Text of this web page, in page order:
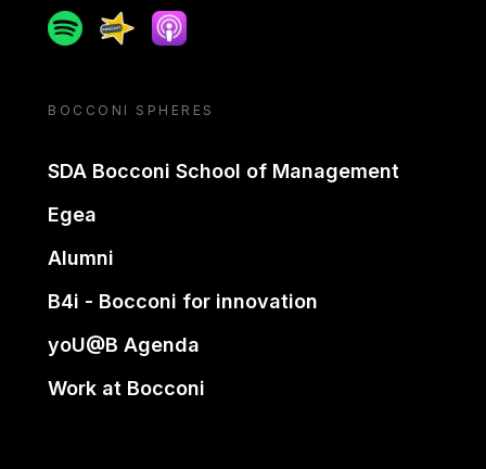
SpotifySpreakerApple podcast
BOCCONI SPHERES
SDA Bocconi School of Management
Egea
Alumni
B4i - Bocconi for innovation
yoU@B Agenda
Work at Bocconi